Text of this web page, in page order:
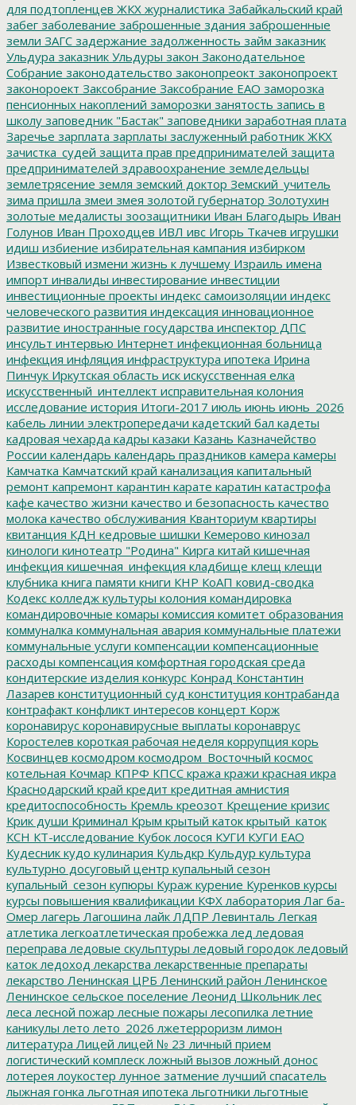
для подтопленцев ЖКХ журналистика Забайкальский край
забег заболевание заброшенные здания заброшенные
земли ЗАГС задержание задолженность займ заказник
Ульдура заказник Ульдуры закон Законодательное
Собрание законодательство законопреокт законопроект
законороект Заксобрание Заксобрание ЕАО заморозка
пенсионных накоплений заморозки занятость запись в
школу заповедник "Бастак" заповедники заработная плата
Заречье зарплата зарплаты заслуженный работник ЖКХ
зачистка_судей защита прав предпринимателей защита
предпринимателей здравоохранение земледельцы
землетрясение земля земский доктор Земский_учитель
зима пришла змеи змея золотой губернатор Золотухин
золотые медалисты зоозащитники Иван Благодырь Иван
Голунов Иван Проходцев ИВЛ ивс Игорь Ткачев игрушки
идиш избиение избирательная кампания избирком
Известковый измени жизнь к лучшему Израиль имена
импорт инвалиды инвестирование инвестиции
инвестиционные проекты индекс самоизоляции индекс
человеческого развития индексация инновационное
развитие иностранные государства инспектор ДПС
инсульт интервью Интернет инфекционная больница
инфекция инфляция инфраструктура ипотека Ирина
Пинчук Иркутская область иск искусственная елка
искусственный_интеллект исправительная колония
исследование история Итоги-2017 июль июнь июнь_2026
кабель линии электропередачи кадетский бал кадеты
кадровая чехарда кадры казаки Казань Казначейство
России календарь календарь праздников камера камеры
Камчатка Камчатский край канализация капитальный
ремонт капремонт карантин карате каратин катастрофа
кафе качество жизни качество и безопасность качество
молока качество обслуживания Кванториум квартиры
квитанция КДН кедровые шишки Кемерово кинозал
кинологи кинотеатр "Родина" Кирга китай кишечная
инфекция кишечная_инфекция кладбище клещ клещи
клубника книга памяти книги КНР КоАП ковид-сводка
Кодекс колледж культуры колония командировка
командировочные комары комиссия комитет образования
коммуналка коммунальная авария коммунальные платежи
коммунальные услуги компенсации компенсационные
расходы компенсация комфортная городская среда
кондитерские изделия конкурс Конрад Константин
Лазарев конституционный суд конституция контрабанда
контрафакт конфликт интересов концерт Корж
коронавирус коронавирусные выплаты коронаврус
Коростелев короткая рабочая неделя коррупция корь
Косвинцев космодром космодром_Восточный космос
котельная Кочмар КПРФ КПСС кража кражи красная икра
Краснодарский край кредит кредитная амнистия
кредитоспособность Кремль креозот Крещение кризис
Крик души Криминал Крым крытый каток крытый_каток
КСН КТ-исследование Кубок лосося КУГИ КУГИ ЕАО
Кудесник кудо кулинария Кульдкр Кульдур культура
культурно досуговый центр купальный сезон
купальный_сезон купюры Кураж курение Куренков курсы
курсы повышения квалификации КФХ лаборатория Лаг ба-
Омер лагерь Лагошина лайк ЛДПР Левинталь Легкая
атлетика легкоатлетическая пробежка лед ледовая
переправа ледовые скульптуры ледовый городок ледовый
каток ледоход лекарства лекарственные препараты
лекарство Ленинская ЦРБ Ленинский район Ленинское
Ленинское сельское поселение Леонид Школьник лес
леса лесной пожар лесные пожары лесопилка летние
каникулы лето лето_2026 лжетерроризм лимон
литература Лицей лицей № 23 личный прием
логистический комплеск ложный вызов ложный донос
лотерея лоукостер лунное затмение лучший спасатель
лыжная гонка льготная ипотека льготники льготные